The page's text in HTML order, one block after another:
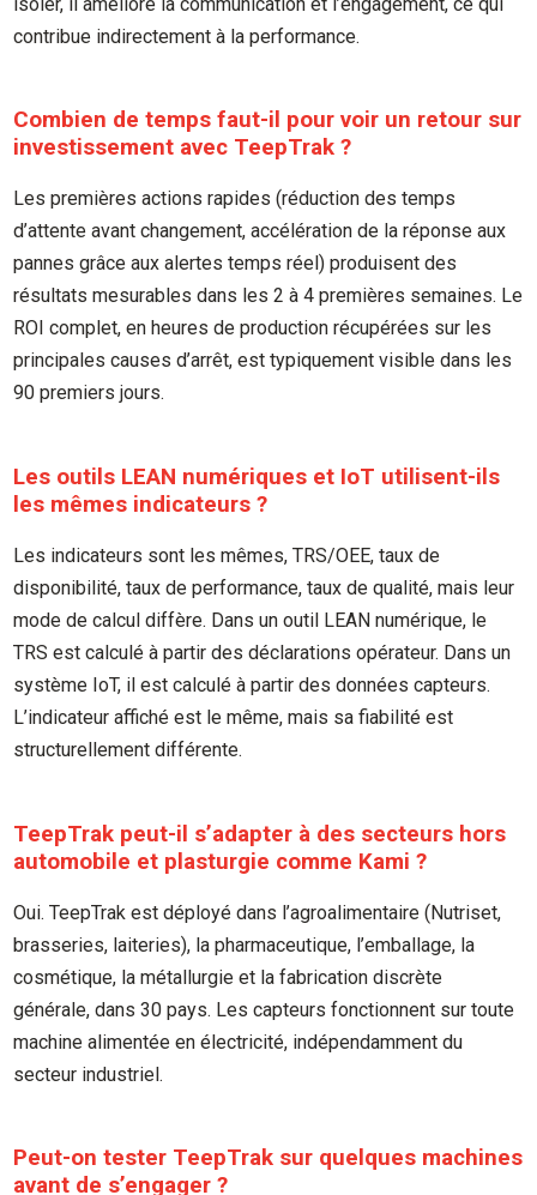
contribue indirectement à la performance.
Combien de temps faut-il pour voir un retour sur
investissement avec TeepTrak ?
Les premières actions rapides (réduction des temps
d’attente avant changement, accélération de la réponse aux
pannes grâce aux alertes temps réel) produisent des
résultats mesurables dans les 2 à 4 premières semaines. Le
ROI complet, en heures de production récupérées sur les
principales causes d’arrêt, est typiquement visible dans les
90 premiers jours.
Les outils LEAN numériques et IoT utilisent-ils
les mêmes indicateurs ?
Les indicateurs sont les mêmes, TRS/OEE, taux de
disponibilité, taux de performance, taux de qualité, mais leur
mode de calcul diffère. Dans un outil LEAN numérique, le
TRS est calculé à partir des déclarations opérateur. Dans un
système IoT, il est calculé à partir des données capteurs.
L’indicateur affiché est le même, mais sa fiabilité est
structurellement différente.
TeepTrak peut-il s’adapter à des secteurs hors
automobile et plasturgie comme Kami ?
Oui. TeepTrak est déployé dans l’agroalimentaire (Nutriset,
brasseries, laiteries), la pharmaceutique, l’emballage, la
cosmétique, la métallurgie et la fabrication discrète
générale, dans 30 pays. Les capteurs fonctionnent sur toute
machine alimentée en électricité, indépendamment du
secteur industriel.
Peut-on tester TeepTrak sur quelques machines
avant de s’engager ?